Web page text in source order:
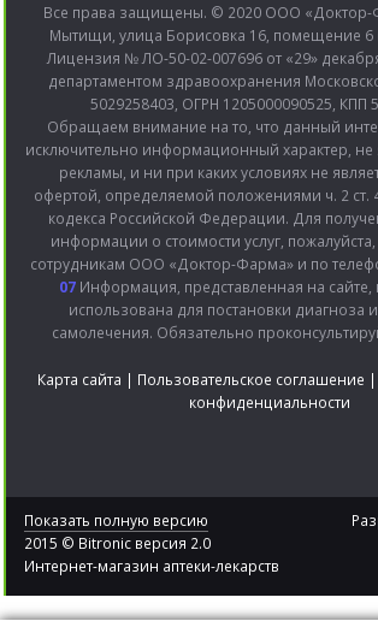
Все права защищены. © 2020 ООО «Доктор-
Мытищи, улица Борисовка 16, помещение 6
Лицензия № ЛО-50-02-007696 от «29»
департаментом здравоохранения
5029258403, ОГРН 1205000090525, КПП
Обращаем внимание на то, что данный
исключительно информационный характер, не
рекламы, и ни при каких условиях не
офертой, определяемой положениями ч. 2 ст.
кодекса Российской Федерации. Для
информации о стоимости услуг,
сотрудникам ООО «Доктор-Фарма» и по
07Информация, представленная на сайте,
использована для постановки диагноза
самолечения. Обязательно
Карта сайта | Пользовательское соглашение |
конфиденциальности
Показать полную версию
2015 © Bitronic версия 2.0
Интернет-магазин аптеки-лекарств